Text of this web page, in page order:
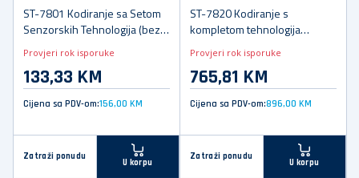
ST-7801 Kodiranje sa Setom
Senzorskih Tehnologija (bez
Provjeri rok isporuke
133,33 KM
Cijena sa PDV-om:156,00 KM
Zatraži ponudu
U korpu
ST-7820 Kodiranje s
kompletom tehnologija
Provjeri rok isporuke
765,81 KM
Cijena sa PDV-om:896,00 KM
Zatraži ponudu
U korpu